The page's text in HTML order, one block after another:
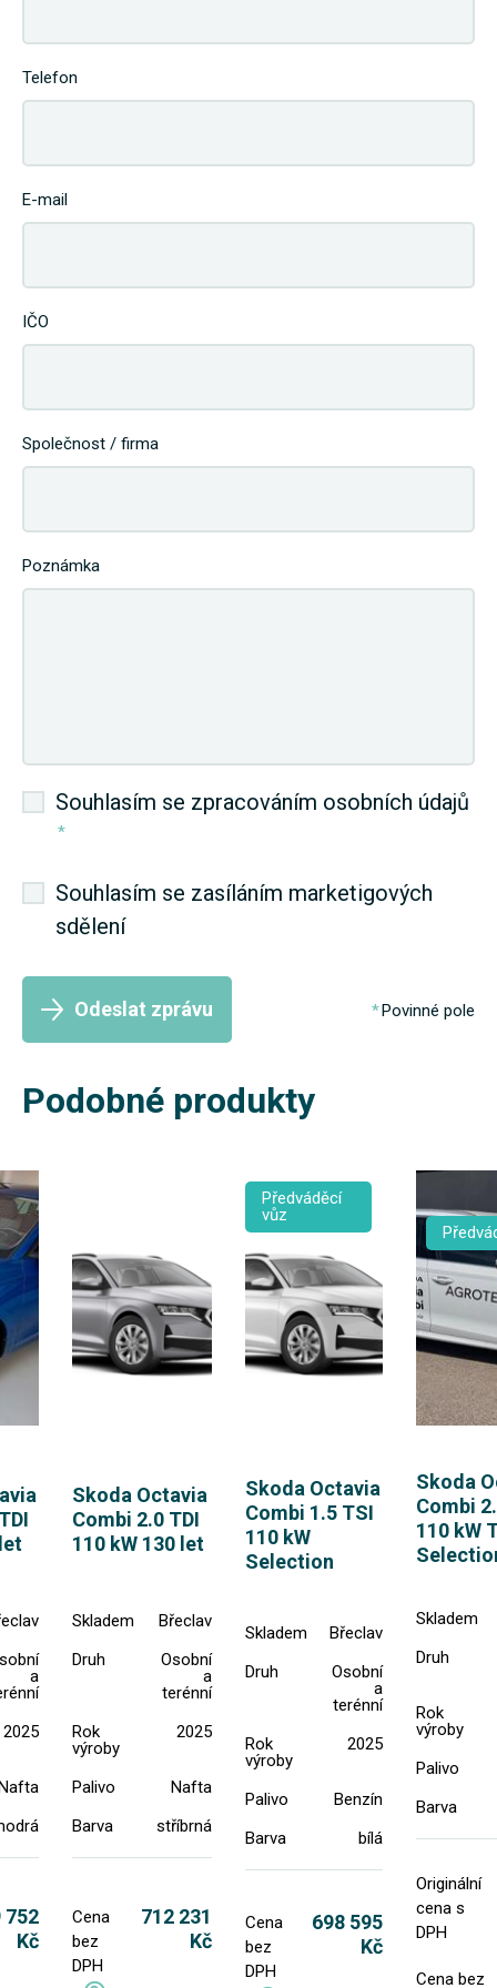
Telefon
E-mail
IČO
Společnost / firma
Poznámka
Souhlasím se zpracováním osobních údajů
*
Souhlasím se zasíláním marketigových
sdělení
Odeslat zprávu Povinné pole
Podobné produkty
a
2025
752
Kč
Skoda Octavia
Combi 2.0 TDI
110 kW 130 let
Skladem
Břeclav
Druh
Osobní
a
terénní
Rok
výroby
2025
Palivo
Nafta
Barva
stříbrná
Cena
bez
DPH
712 231
Kč
Předváděcí
vůz
Skoda Octavia
Combi 1.5 TSI
110 kW
Selection
Skladem
Břeclav
Druh
Osobní
a
terénní
Rok
výroby
2025
Palivo
Benzín
Barva
bílá
Cena
bez
DPH
698 595
Kč
Skoda
Combi
110 kW
Skladem
Druh
Rok
výroby
Palivo
Barva
Originální
cena s
DPH
Cena bez